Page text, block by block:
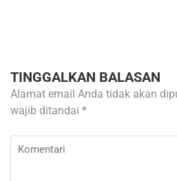
TINGGALKAN BALASAN
Alamat email Anda tidak akan
wajib ditandai *
Komentari